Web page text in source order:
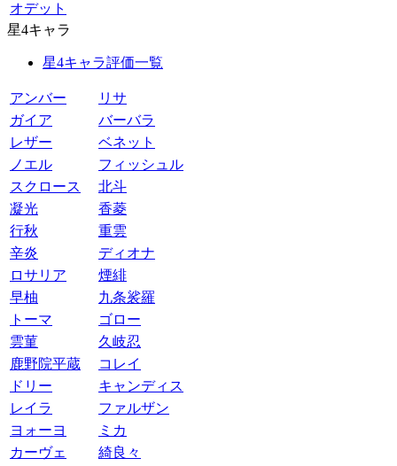
オデット
星4キャラ
星4キャラ評価一覧
アンバー
リサ
ガイア
バーバラ
レザー
ベネット
ノエル
フィッシュル
スクロース
北斗
凝光
香菱
行秋
重雲
辛炎
ディオナ
ロサリア
煙緋
早柚
九条裟羅
トーマ
ゴロー
雲菫
久岐忍
鹿野院平蔵
コレイ
ドリー
キャンディス
レイラ
ファルザン
ヨォーヨ
ミカ
カーヴェ
綺良々